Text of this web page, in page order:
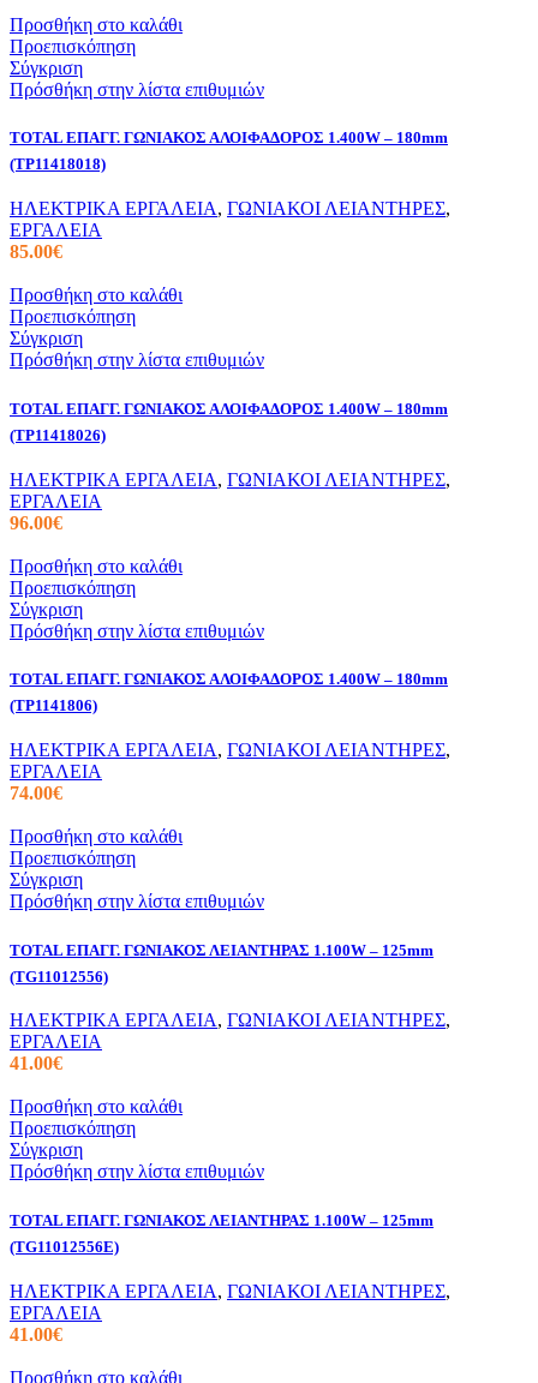
Προσθήκη στο καλάθι
Προεπισκόπηση
Σύγκριση
Πρόσθήκη στην λίστα επιθυμιών
TOTAL ΕΠΑΓΓ. ΓΩΝΙΑΚΟΣ ΑΛΟΙΦΑΔΟΡΟΣ 1.400W – 180mm
(TP11418018)
ΗΛΕΚΤΡΙΚΑ ΕΡΓΑΛΕΙΑ, ΓΩΝΙΑΚΟΙ ΛΕΙΑΝΤΗΡΕΣ,
ΕΡΓΑΛΕΙΑ
85.00€
Προσθήκη στο καλάθι
Προεπισκόπηση
Σύγκριση
Πρόσθήκη στην λίστα επιθυμιών
TOTAL ΕΠΑΓΓ. ΓΩΝΙΑΚΟΣ ΑΛΟΙΦΑΔΟΡΟΣ 1.400W – 180mm
(TP11418026)
ΗΛΕΚΤΡΙΚΑ ΕΡΓΑΛΕΙΑ, ΓΩΝΙΑΚΟΙ ΛΕΙΑΝΤΗΡΕΣ,
ΕΡΓΑΛΕΙΑ
96.00€
Προσθήκη στο καλάθι
Προεπισκόπηση
Σύγκριση
Πρόσθήκη στην λίστα επιθυμιών
TOTAL ΕΠΑΓΓ. ΓΩΝΙΑΚΟΣ ΑΛΟΙΦΑΔΟΡΟΣ 1.400W – 180mm
(TP1141806)
ΗΛΕΚΤΡΙΚΑ ΕΡΓΑΛΕΙΑ, ΓΩΝΙΑΚΟΙ ΛΕΙΑΝΤΗΡΕΣ,
ΕΡΓΑΛΕΙΑ
74.00€
Προσθήκη στο καλάθι
Προεπισκόπηση
Σύγκριση
Πρόσθήκη στην λίστα επιθυμιών
TOTAL ΕΠΑΓΓ. ΓΩΝΙΑΚΟΣ ΛΕΙΑΝΤΗΡΑΣ 1.100W – 125mm
(TG11012556)
ΗΛΕΚΤΡΙΚΑ ΕΡΓΑΛΕΙΑ, ΓΩΝΙΑΚΟΙ ΛΕΙΑΝΤΗΡΕΣ,
ΕΡΓΑΛΕΙΑ
41.00€
Προσθήκη στο καλάθι
Προεπισκόπηση
Σύγκριση
Πρόσθήκη στην λίστα επιθυμιών
TOTAL ΕΠΑΓΓ. ΓΩΝΙΑΚΟΣ ΛΕΙΑΝΤΗΡΑΣ 1.100W – 125mm
(TG11012556E)
ΗΛΕΚΤΡΙΚΑ ΕΡΓΑΛΕΙΑ, ΓΩΝΙΑΚΟΙ ΛΕΙΑΝΤΗΡΕΣ,
ΕΡΓΑΛΕΙΑ
41.00€
Προσθήκη στο καλάθι